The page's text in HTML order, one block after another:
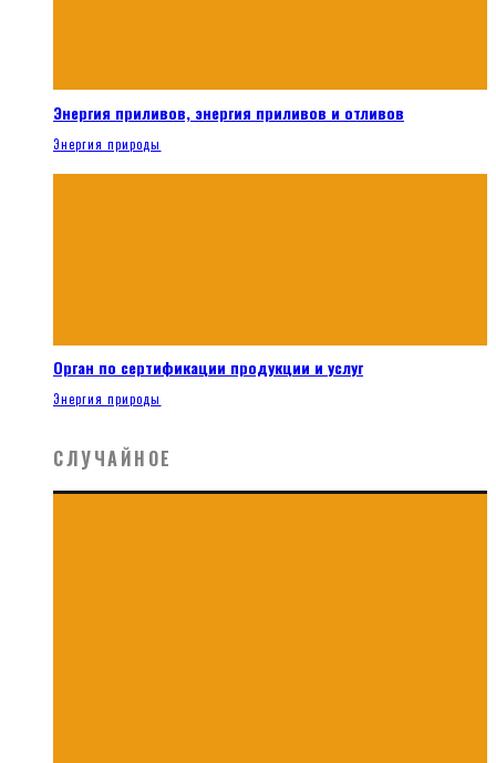
Энергия приливов, энергия приливов и отливов
Энергия природы
Орган по сертификации продукции и услуг
Энергия природы
СЛУЧАЙНОЕ